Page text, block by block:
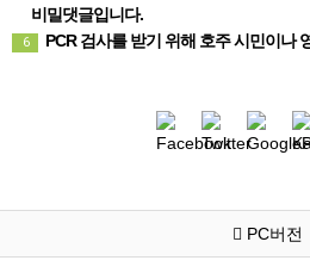
비밀댓글입니다.
6 PCR 검사를 받기 위해 호주 시민이나 영주권자일 필요는 없습니다. 가까운 무료 검사
PC버전